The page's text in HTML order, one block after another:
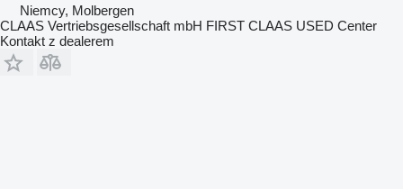
Niemcy, Molbergen
CLAAS Vertriebsgesellschaft mbH FIRST CLAAS USED Center
Kontakt z dealerem